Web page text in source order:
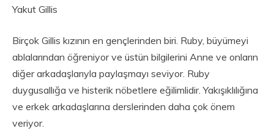
Yakut Gillis
Birçok Gillis kızının en gençlerinden biri. Ruby, büyümeyi
ablalarından öğreniyor ve üstün bilgilerini Anne ve onların
diğer arkadaşlarıyla paylaşmayı seviyor. Ruby
duygusallığa ve histerik nöbetlere eğilimlidir. Yakışıklılığına
ve erkek arkadaşlarına derslerinden daha çok önem
veriyor.